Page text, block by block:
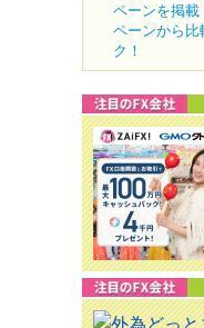
ペーンを掲載
ペーンから比
ク！